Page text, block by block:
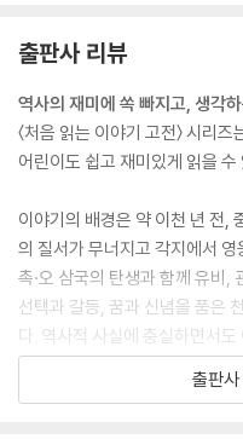
출판사 리뷰
역사의 재미에 쏙 빠지고, 생각
〈처음 읽는 이야기 고전〉 시리
어린이도 쉽고 재미있게 읽을
이야기의 배경은 약 이천 년 전,
의 질서가 무너지고 각지에서
촉·오 삼국의 탄생과 함께 유비,
선택과 갈등, 꿈과 신념을 품은
다. 역사적 사실에 충실하면서
큰 흐름과 인물의 성격을 자연
출판사